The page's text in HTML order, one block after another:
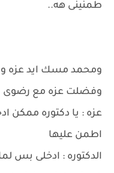
طمنينى هه..
ومحمد مسك ايد عزه
وفضلت عزه مع رضوى
عزه : يا دكتوره ممكن
اطمن عليها
الدكتوره : ادخلى بس